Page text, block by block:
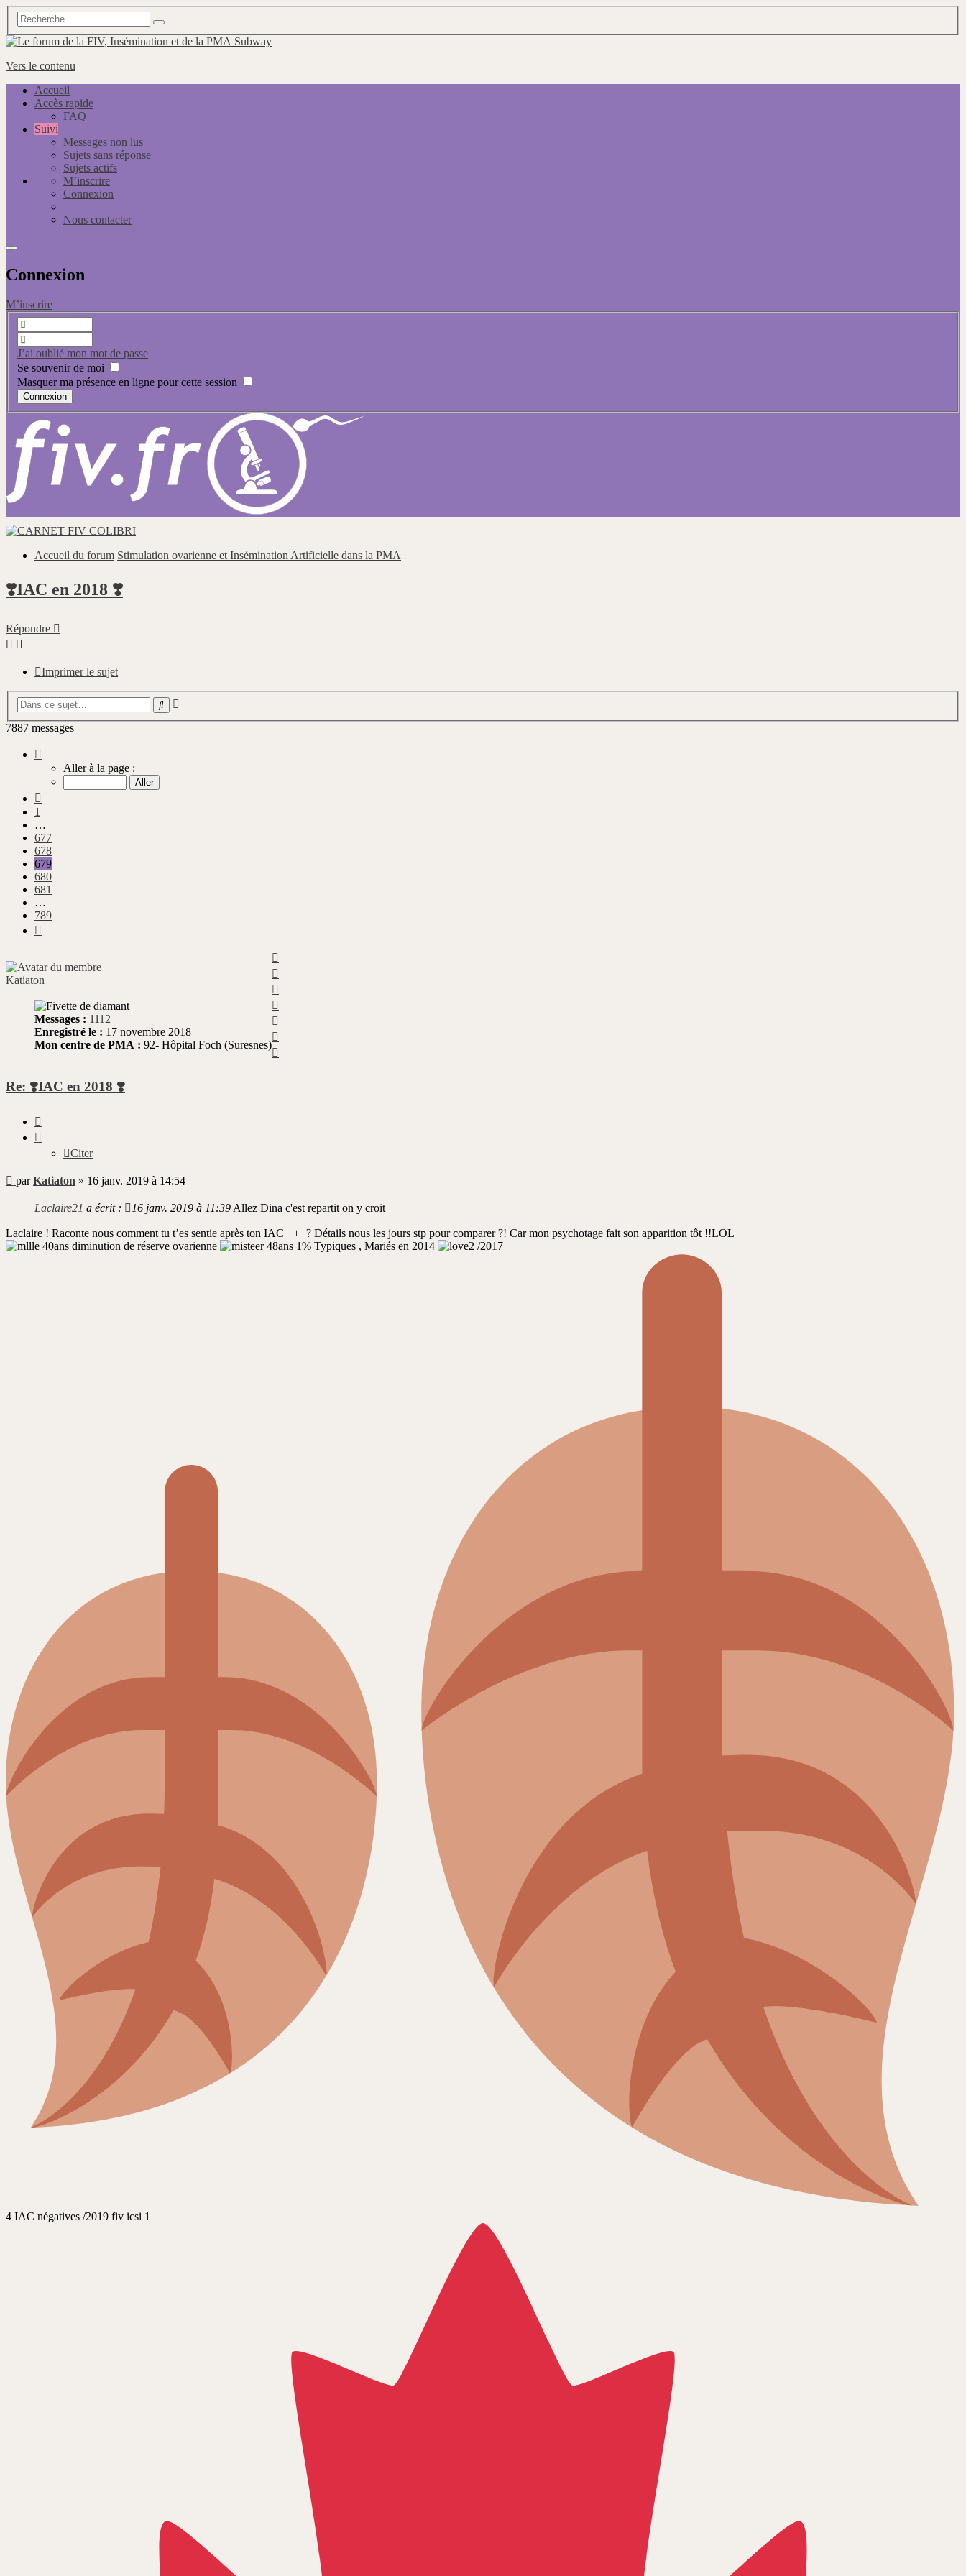
Subway
Vers le contenu
Accueil
Accès rapide
FAQ
Suivi
Messages non lus
Sujets sans réponse
Sujets actifs
M’inscrire
Connexion
Nous contacter
Connexion
M’inscrire
J’ai oublié mon mot de passe
Se souvenir de moi
Masquer ma présence en ligne pour cette session
Accueil du forum Stimulation ovarienne et Insémination Artificielle dans la PMA
❣️IAC en 2018 ❣️
Répondre
Imprimer le sujet
Rechercher
7887 messages
679
sur
Aller à la page :
1
…
677
678
679
680
681
…
789
Katiaton
Messages : 1112
Enregistré le : 17 novembre 2018
Mon centre de PMA : 92- Hôpital Foch (Suresnes)
Re: ❣️IAC en 2018 ❣️
Citer
Message
non
parKatiaton » 16 janv. 2019 à 14:54
Laclaire21 a écrit : 16 janv. 2019 à 11:39 Allez Dina c'est repartit on y croit
Laclaire ! Raconte nous comment tu t’es sentie après ton IAC +++? Détails nous les jours stp pour comparer ?! Car mon psychotage fait son apparition tôt !!LOL
40ans diminution de réserve ovarienne
48ans 1% Typiques , Mariés en 2014 /2017
4 IAC négatives /2019 fiv icsi 1